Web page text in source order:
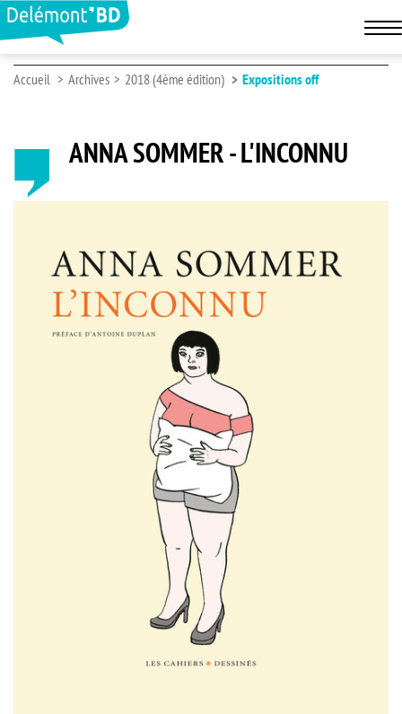
Accueil Archives 2018 (4ème édition) Expositions off
ANNA SOMMER - L'INCONNU